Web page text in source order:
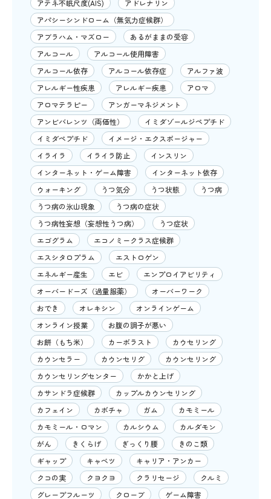
アテネ不眠尺度(AIS)
アドレナリン
アパシーシンドローム（無気力症候群）
アブラハム・マズロー
あるがままの受容
アルコール
アルコール使用障害
アルコール依存
アルコール依存症
アルファ波
アレルギー性疾患
アレルギー疾患
アロマ
アロマテラピー
アンガーマネジメント
アンビバレンツ（両価性）
イミダゾールジペプチド
イミダペプチド
イメージ・エクスポージャー
イライラ
イライラ防止
インスリン
インターネット・ゲーム障害
インターネット依存
ウォーキング
うつ気分 うつ状態
うつ病
うつ病の氷山現象
うつ病の症状
うつ病性妄想（妄想性うつ病）
うつ症状
エゴグラム
エコノミークラス症候群
エスシタロプラム
エストロゲン
エネルギー産生
エビ
エンプロイアビリティ
オーバードーズ（過量服薬）
オーバーワーク
おでき
オレキシン
オンラインゲーム
オンライン授業
お腹の調子が悪い
お餅（もち米）
カーボラスト
カウセリング
カウンセラー
カウンセリグ
カウンセリング
カウンセリングセンター
かかと上げ
カサンドラ症候群
カップルカウンセリング
カフェイン
カボチャ ガム
カモミール
カモミール・ロマン
カルシウム
カルダモン
がん
きくらげ ぎっくり腰
きのこ類
ギャップ
キャベツ
キャリア・アンカー
クコの実
クヨクヨ クラリセージ
クルミ
グレープフルーツ
クローブ ゲーム障害